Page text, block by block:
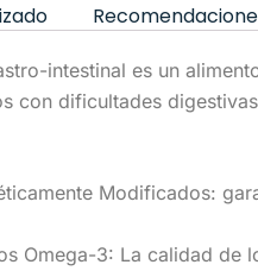
intestinal es un
con dificultades
Modificados:
Omega-3: La calidad